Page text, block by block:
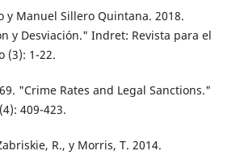
y Manuel Sillero Quintana. 2018.
y Desviación." Indret: Revista para el
(3): 1-22.
"Crime Rates and Legal Sanctions."
409-423.
R., y Morris, T. 2014.